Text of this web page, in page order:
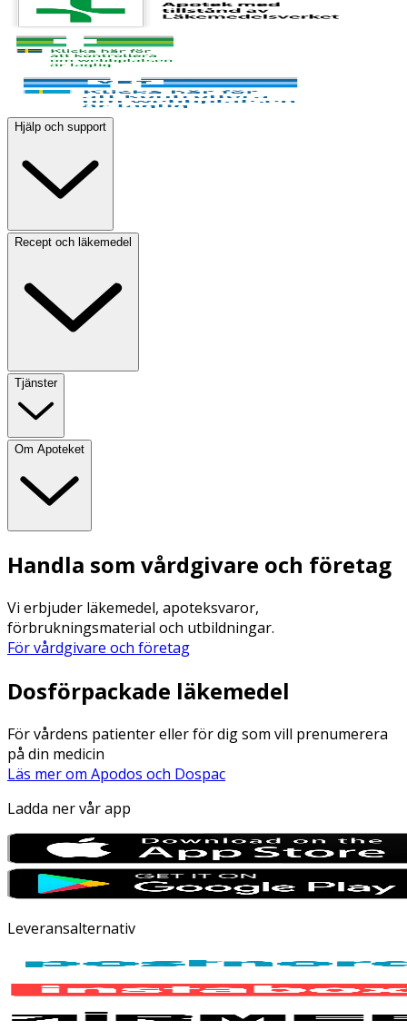
Hjälp och support
Recept och läkemedel
Tjänster
Om Apoteket
Handla som vårdgivare och företag
Vi erbjuder läkemedel, apoteksvaror,
förbrukningsmaterial och utbildningar.
För vårdgivare och företag
Dosförpackade läkemedel
För vårdens patienter eller för dig som vill prenumerera
på din medicin
Läs mer om Apodos och Dospac
Ladda ner vår app
Leveransalternativ